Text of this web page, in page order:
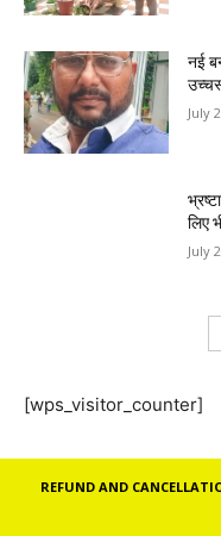
नई
July
लिए
July
[wps_visitor_counter]
REFUND AND